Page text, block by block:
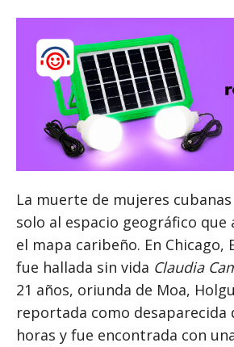
La muerte de mujeres
solo al espacio geográfico que
el mapa caribeño. En Chicago,
fue hallada sin vida Claudia
21 años, oriunda de Moa,
reportada como desaparecida
horas y fue encontrada con